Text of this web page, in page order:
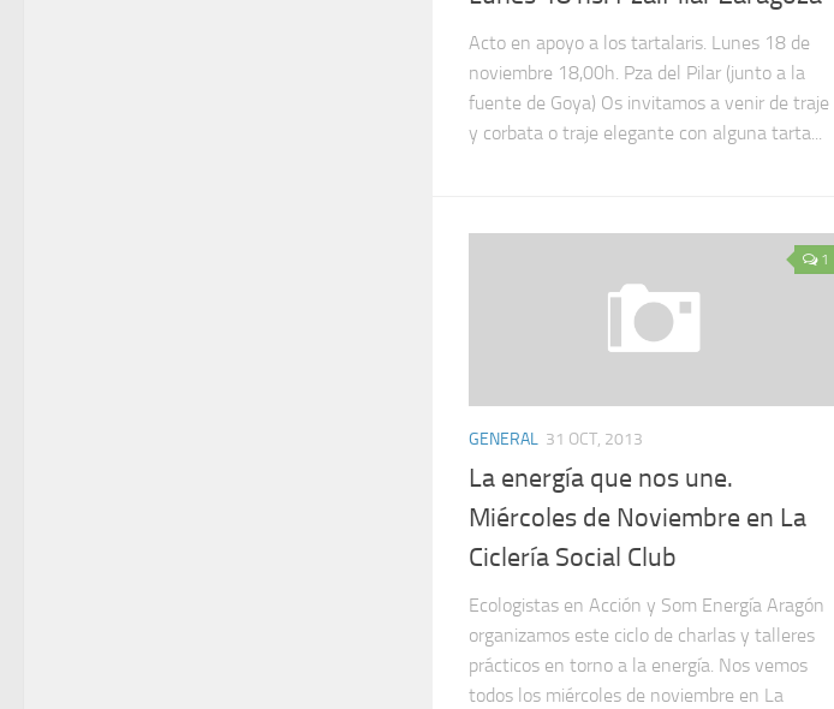
Acto en apoyo a los tartalaris. Lunes 18 de
noviembre 18,00h. Pza del Pilar (junto a la
fuente de Goya) Os invitamos a venir de traje
y corbata o traje elegante con alguna tarta...
1
GENERAL 31 OCT, 2013
La energía que nos une.
Miércoles de Noviembre en La
Ciclería Social Club
Ecologistas en Acción y Som Energía Aragón
organizamos este ciclo de charlas y talleres
prácticos en torno a la energía. Nos vemos
todos los miércoles de noviembre en La